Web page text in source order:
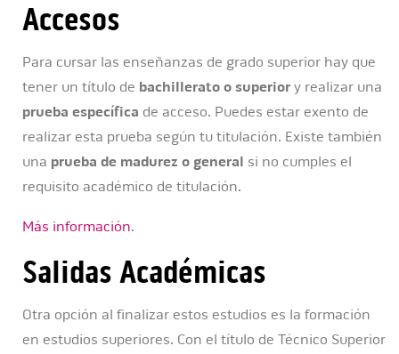
Accesos
Para cursar las enseñanzas de grado superior hay que
tener un título de bachillerato o superior y realizar una
prueba específica de acceso. Puedes estar exento de
realizar esta prueba según tu titulación. Existe también
una prueba de madurez o general si no cumples el
requisito académico de titulación.
Más información.
Salidas Académicas
Otra opción al finalizar estos estudios es la formación
en estudios superiores. Con el título de Técnico Superior